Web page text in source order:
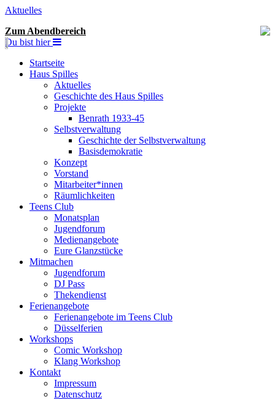
Aktuelles
Zum Abendbereich
Du bist hier
Startseite
Haus Spilles
Aktuelles
Geschichte des Haus Spilles
Projekte
Benrath 1933-45
Selbstverwaltung
Geschichte der Selbstverwaltung
Basisdemokratie
Konzept
Vorstand
Mitarbeiter*innen
Räumlichkeiten
Teens Club
Monatsplan
Jugendforum
Medienangebote
Eure Glanzstücke
Mitmachen
Jugendforum
DJ Pass
Thekendienst
Ferienangebote
Ferienangebote im Teens Club
Düsselferien
Workshops
Comic Workshop
Klang Workshop
Kontakt
Impressum
Datenschutz